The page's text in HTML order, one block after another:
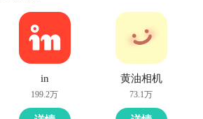
in
199.2万
黄油相机
73.1万